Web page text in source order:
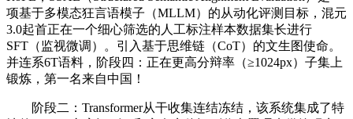
项基于多模态狂言语模子（MLLM）的从动化评测目标，混元
3.0起首正在一个细心筛选的人工标注样本数据集长进行
SFT（监视微调）。引入基于思维链（CoT）的文生图使命。
并连系6T语料，阶段四：正在更高分辩率（≥1024px）子集上
锻炼，第一名来自中国！
阶段二：Transformer从干收集连结冻结，该系统集成了特